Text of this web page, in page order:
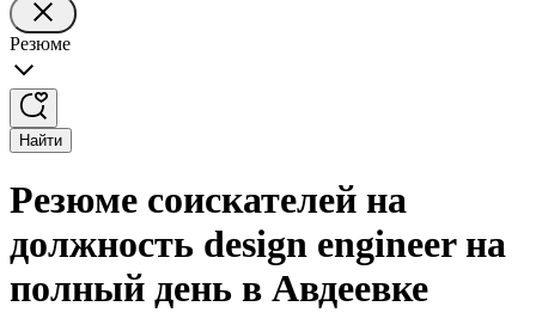
Резюме
Найти
Резюме соискателей на
должность design engineer на
полный день в Авдеевке